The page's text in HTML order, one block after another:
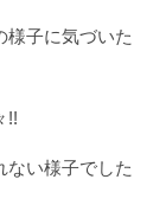
様子に気づいた
!!
ない様子でした